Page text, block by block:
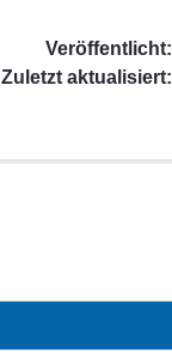
Veröffentlicht:
Zuletzt aktualisiert: